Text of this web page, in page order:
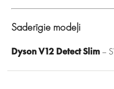
Saderīgie modeļi
Dyson V12 Detect Slim –